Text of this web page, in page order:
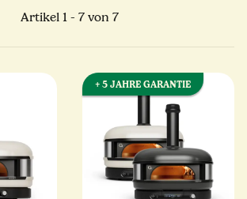
Artikel 1 - 7 von 7
+ 5 JAHRE GARANTIE